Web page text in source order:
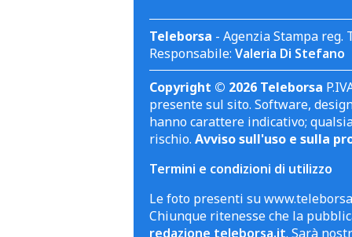
Teleborsa - Agenzia Stampa
Responsabile: Valeria Di Stefano
Copyright © 2026 Teleborsa
presente sul sito. Software,
hanno carattere indicativo;
rischio. Avviso sull'uso e sulla
Termini e condizioni di utilizzo
Le foto presenti su
Chiunque ritenesse che la
redazione teleborsa.it. Sarà